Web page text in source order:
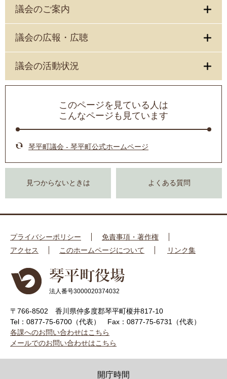
議会のご案内
議会の広報・広聴
議会の活動状況
このページを見ている人は
こんなページも見ています
琴平町議会 - 琴平町公式ホームページ
見つからないときは よくある質問
プライバシーポリシー
免責事項・著作権
アクセス
このホームページについて リンク集
法人番号3000020374032
〒766-8502 香川県仲多度郡琴平町榎井817-10
Tel：0877-75-6700（代表）
Fax：0877-75-6731（代表）
各課へのお問い合わせはこちら
メールでのお問い合わせはこちら
開庁時間